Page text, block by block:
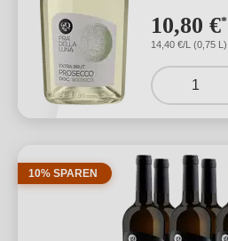
10,80 €*
14,40 €/L (0,75 L)
1
10% SPAREN